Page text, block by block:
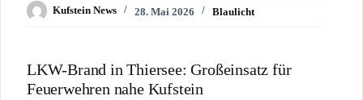
Kufstein News 28. Mai 2026 Blaulicht
LKW-Brand in Thiersee: Großeinsatz für
Feuerwehren nahe Kufstein